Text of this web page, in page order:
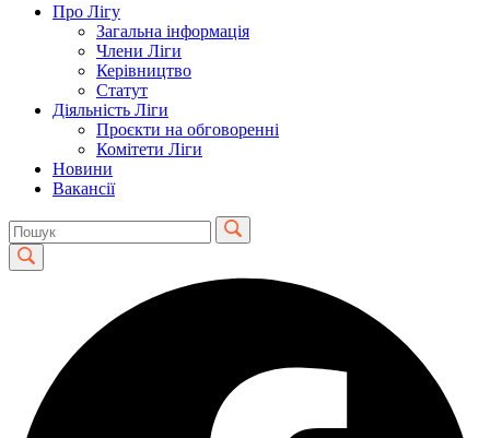
Про Лігу
Загальна інформація
Члени Ліги
Керівництво
Статут
Діяльність Ліги
Проєкти на обговоренні
Комітети Ліги
Новини
Вакансії